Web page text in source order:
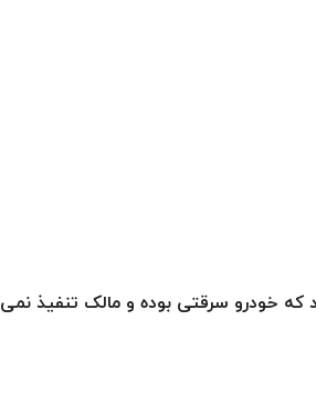
خودرو سرقتی بوده و مالک تنفیذ نمی